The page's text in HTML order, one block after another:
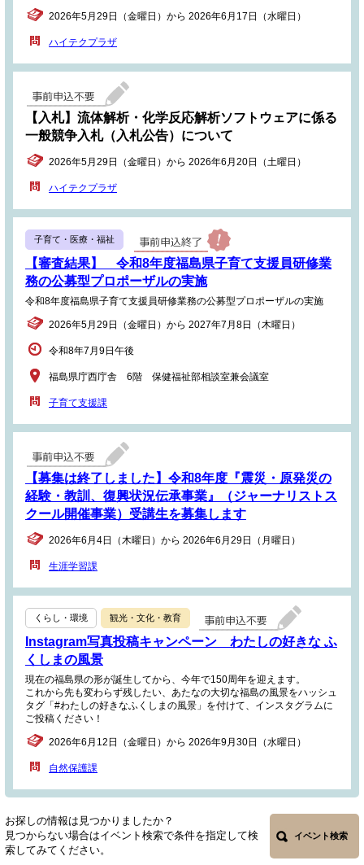
2026年5月29日（金曜日）から 2026年6月17日（水曜日）
ハイテクプラザ
【入札】流体解析・化学反応解析ソフトウェアに係る
一般競争入札（入札公告）について
2026年5月29日（金曜日）から 2026年6月20日（土曜日）
ハイテクプラザ
子育て・医療・福祉
【審査結果】 令和8年度福島県子育て支援員研修業
務の公募型プロポーザルの実施
令和8年度福島県子育て支援員研修業務の公募型プロポーザルの実施
2026年5月29日（金曜日）から 2027年7月8日（木曜日）
令和8年7月9日午後
福島県庁西庁舎 6階 保健福祉部相談室兼会議室
子育て支援課
【募集は終了しました】令和8年度『震災・原発災の
経験・教訓、復興状況伝承事業』（ジャーナリストス
クール開催事業）受講生を募集します
2026年6月4日（木曜日）から 2026年6月29日（月曜日）
生涯学習課
くらし・環境 観光・文化・教育
Instagram写真投稿キャンペーン わたしの好きな ふ
くしまの風景
現在の福島県の形が誕生してから、今年で150周年を迎えます。
これから先も変わらず残したい、あたなの大切な福島の風景をハッシュ
タグ「#わたしの好きなふくしまの風景」を付けて、インスタグラムに
ご投稿ください！
2026年6月12日（金曜日）から 2026年9月30日（水曜日）
自然保護課
お探しの情報は見つかりましたか？
見つからない場合はイベント検索で条件を指定して検
索してみてください。
イベント検索